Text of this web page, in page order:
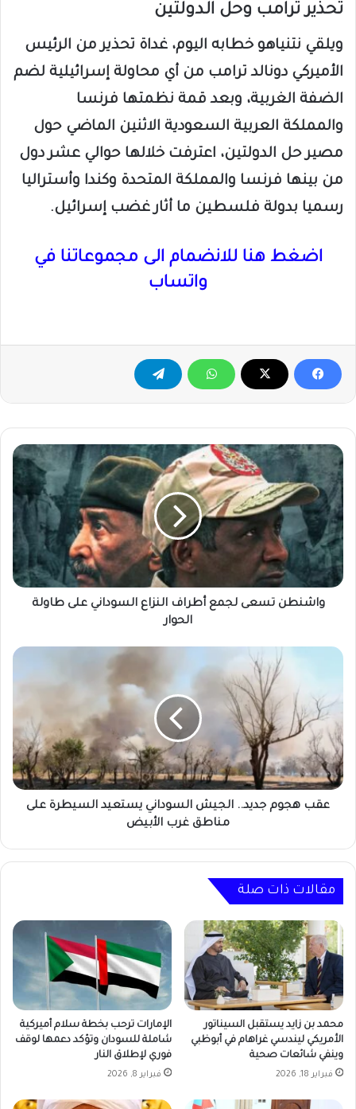
تحذير ترامب وحل الدولتين
ويلقي نتنياهو خطابه اليوم، غداة تحذير من الرئيس
الأميركي دونالد ترامب من أي محاولة إسرائيلية لضم
الضفة الغربية، وبعد قمة نظمتها فرنسا
والمملكة العربية السعودية الاثنين الماضي حول
مصير حل الدولتين، اعترفت خلالها حوالي عشر دول
من بينها فرنسا والمملكة المتحدة وكندا وأستراليا
رسميا بدولة فلسطين ما أثار غضب إسرائيل.
اضغط هنا للانضمام الى مجموعاتنا في
واتساب
واشنطن
تسعى
لجمع
أطراف
النزاع
السوداني
على
طاولة
الحوار
واشنطن تسعى لجمع أطراف النزاع السوداني على طاولة
الحوار
عقب
الجيش
السوداني
يستعيد
السيطرة
على
مناطق
غربعقب هجوم جديد.. الجيش السوداني يستعيد السيطرة على
مناطق غرب الأبيض
مقالات ذات صلة
محمد بن زايد يستقبل السيناتور
الأمريكي ليندسي غراهام في أبوظبي
وينفي شائعات صحية
فبراير 18, 2026
الإمارات ترحب بخطة سلام أميركية
شاملة للسودان وتؤكد دعمها لوقف
فوري لإطلاق النار
فبراير 8, 2026